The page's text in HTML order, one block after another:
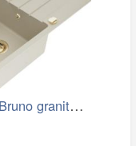
MEXEN - Bruno granitový dřez s…